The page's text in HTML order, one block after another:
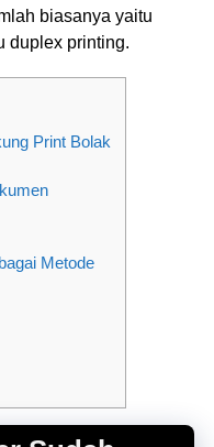
biasanya yaitu
duplex printing.
Print Bolak
Metode